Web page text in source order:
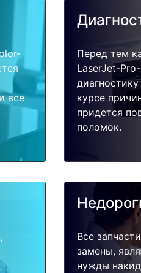
все
Перед тем
LaserJet-
курсе
придется
поломок.
Все
замены,
нужды